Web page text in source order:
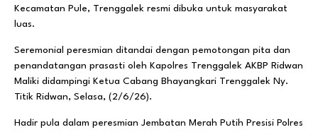
Kecamatan Pule, Trenggalek resmi dibuka untuk masyarakat
luas.
Seremonial peresmian ditandai dengan pemotongan pita dan
penandatangan prasasti oleh Kapolres Trenggalek AKBP Ridwan
Maliki didampingi Ketua Cabang Bhayangkari Trenggalek Ny.
Titik Ridwan, Selasa, (2/6/26).
Hadir pula dalam peresmian Jembatan Merah Putih Presisi Polres